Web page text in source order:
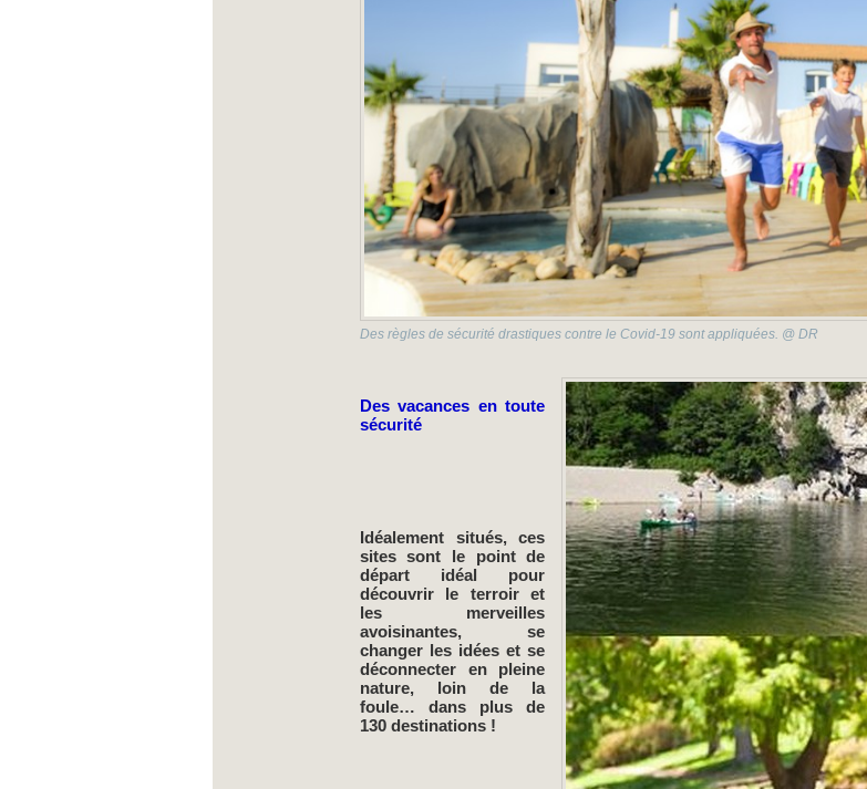
Des règles de sécurité drastiques contre le Covid-19 sont appliquées. @ DR
Des vacances en toute
sécurité
Idéalement situés, ces
sites sont le point de
départ idéal pour
découvrir le terroir et
les merveilles
avoisinantes, se
changer les idées et se
déconnecter en pleine
nature, loin de la
foule… dans plus de
130 destinations !